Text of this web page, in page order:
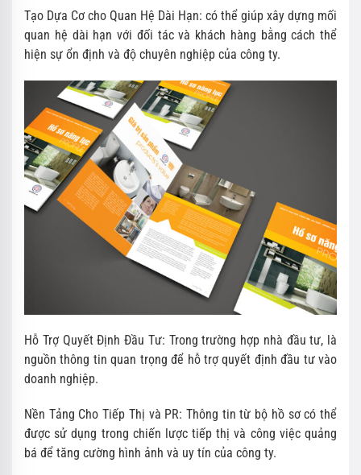
Tạo Dựa Cơ cho Quan Hệ Dài Hạn: có thể giúp xây dựng mối
quan hệ dài hạn với đối tác và khách hàng bằng cách thể
hiện sự ổn định và độ chuyên nghiệp của công ty.
Hỗ Trợ Quyết Định Đầu Tư: Trong trường hợp nhà đầu tư, là
nguồn thông tin quan trọng để hỗ trợ quyết định đầu tư vào
doanh nghiệp.
Nền Tảng Cho Tiếp Thị và PR: Thông tin từ bộ hồ sơ có thể
được sử dụng trong chiến lược tiếp thị và công việc quảng
bá để tăng cường hình ảnh và uy tín của công ty.